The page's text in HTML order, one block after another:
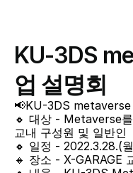
KU-3DS
업 설명회
📢KU-3DS metaverse
🔸 대상 - Metaverse
교내 구성원 및 일반인
🔸 일정 - 2022.3.28.(
🔸 장소 - X-GARAGE